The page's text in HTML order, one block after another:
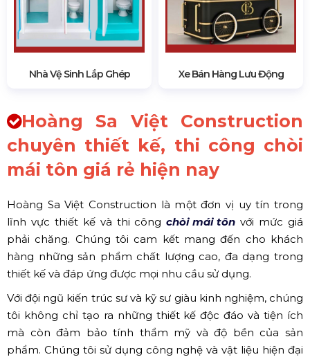
Nhà Vệ Sinh Lắp Ghép Xe Bán Hàng Lưu Động
Hoàng Sa Việt Construction
chuyên thiết kế, thi công chòi
mái tôn giá rẻ hiện nay
Hoàng Sa Việt Construction là một đơn vị uy tín trong
lĩnh vực thiết kế và thi côngchòi mái tôn với mức giá
phải chăng. Chúng tôi cam kết mang đến cho khách
hàng những sản phẩm chất lượng cao, đa dạng trong
thiết kế và đáp ứng được mọi nhu cầu sử dụng.
Với đội ngũ kiến trúc sư và kỹ sư giàu kinh nghiệm, chúng
tôi không chỉ tạo ra những thiết kế độc đáo và tiện ích
mà còn đảm bảo tính thẩm mỹ và độ bền của sản
phẩm. Chúng tôi sử dụng công nghệ và vật liệu hiện đại